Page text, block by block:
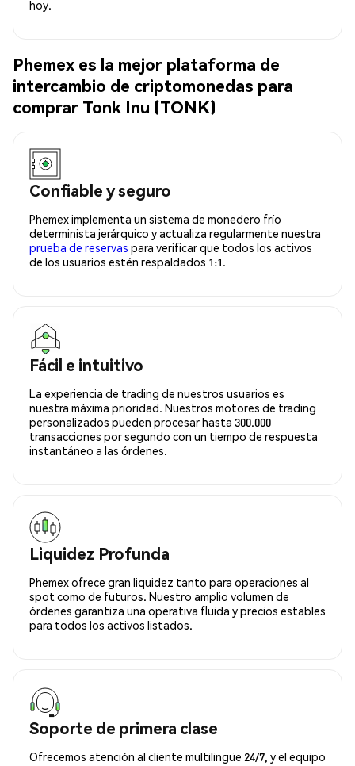
hoy.
Phemex es la mejor plataforma de
intercambio de criptomonedas para
comprar Tonk Inu (TONK)
Confiable y seguro
Phemex implementa un sistema de monedero frío
determinista jerárquico y actualiza regularmente nuestra
prueba de reservas para verificar que todos los activos
de los usuarios estén respaldados 1:1.
Fácil e intuitivo
La experiencia de trading de nuestros usuarios es
nuestra máxima prioridad. Nuestros motores de trading
personalizados pueden procesar hasta 300.000
transacciones por segundo con un tiempo de respuesta
instantáneo a las órdenes.
Liquidez Profunda
Phemex ofrece gran liquidez tanto para operaciones al
spot como de futuros. Nuestro amplio volumen de
órdenes garantiza una operativa fluida y precios estables
para todos los activos listados.
Soporte de primera clase
Ofrecemos atención al cliente multilingüe 24/7, y el equipo